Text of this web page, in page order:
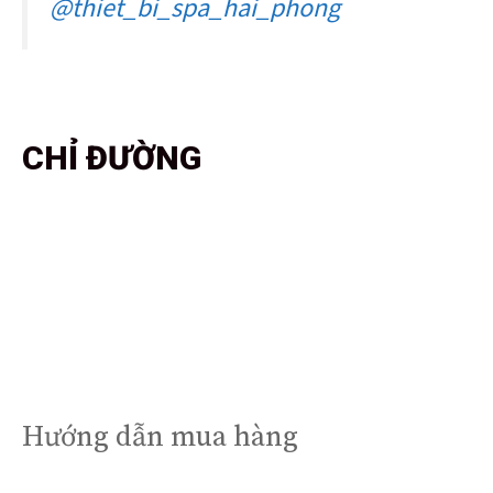
@thiet_bi_spa_hai_phong
CHỈ ĐƯỜNG
Hướng dẫn mua hàng